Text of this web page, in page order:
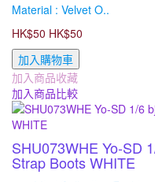
Material : Velvet O..
HK$50 HK$50
加入購物車
加入商品收藏
加入商品比較
SHU073WHE Yo-SD
Strap Boots WHITE